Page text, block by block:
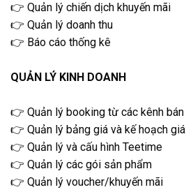
👉 Quản lý chiến dịch khuyến mãi
👉 Quản lý doanh thu
👉 Báo cáo thống kê
QUẢN LÝ KINH DOANH
👉 Quản lý booking từ các kênh bán
👉 Quản lý bảng giá và kế hoạch giá
👉 Quản lý và cấu hình Teetime
👉 Quản lý các gói sản phẩm
👉 Quản lý voucher/khuyến mãi